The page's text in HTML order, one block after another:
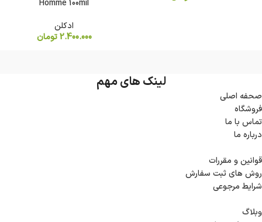
Homme 100mil
ادکلن
2.400.000 تومان
لینک های مهم
صحفه اصلی
فروشگاه
تماس با ما
درباره ما
قوانین و مقررات
روش های ثبت سفارش
شرایط مرجوعی
وبلاگ